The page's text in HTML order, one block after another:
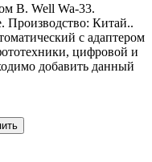
B. Well Wa-33.
Производство: Китай..
с адаптером
цифровой и
добавить данный